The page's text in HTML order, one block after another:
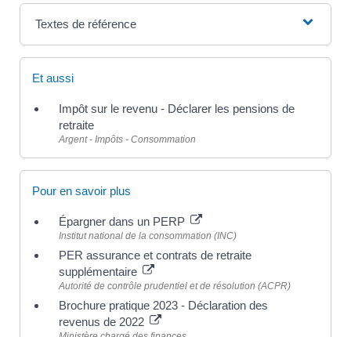
Textes de référence
Et aussi
Impôt sur le revenu - Déclarer les pensions de
retraite
Argent - Impôts - Consommation
Pour en savoir plus
Épargner dans un PERP
Institut national de la consommation (INC)
PER assurance et contrats de retraite
supplémentaire
Autorité de contrôle prudentiel et de résolution (ACPR)
Brochure pratique 2023 - Déclaration des
revenus de 2022